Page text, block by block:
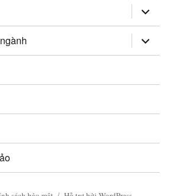
mở
rộng
trình
đơn
con
mở
rộng
trình